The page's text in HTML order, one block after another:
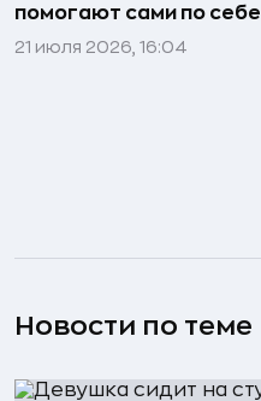
помогают сами по себе
21 июля 2026, 16:04
Новости по теме